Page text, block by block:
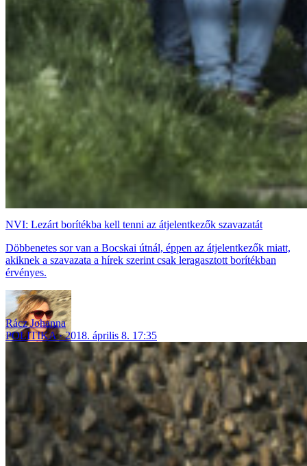
NVI: Lezárt borítékba kell tenni az átjelentkezők szavazatát
Döbbenetes sor van a Bocskai útnál, éppen az átjelentkezők miatt,
akiknek a szavazata a hírek szerint csak leragasztott borítékban
érvényes.
Rácz Johanna
POLITIKA
2018. április 8. 17:35